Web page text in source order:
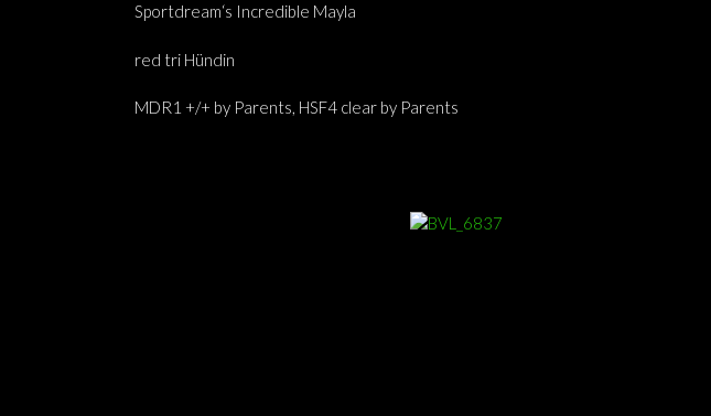
Sportdream‘s Incredible Mayla
red tri Hündin
MDR1 +/+ by Parents, HSF4 clear by Parents